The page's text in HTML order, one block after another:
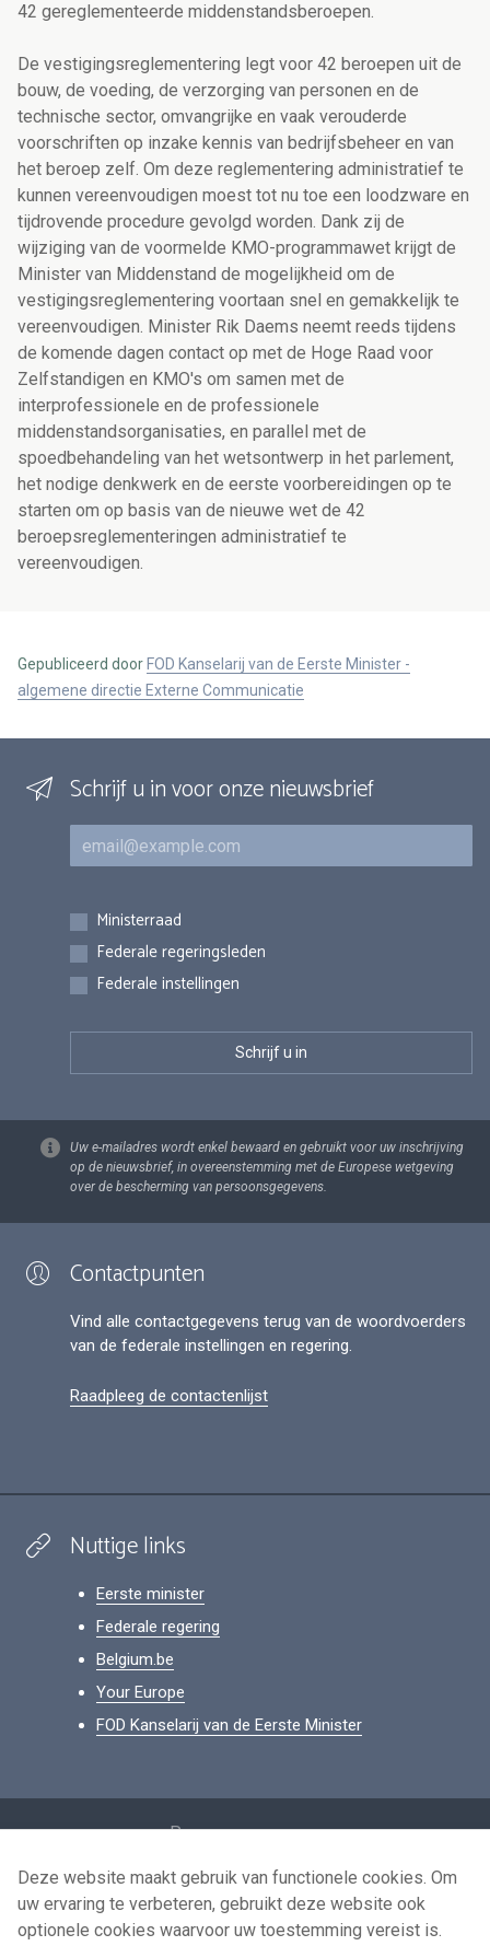
42 gereglementeerde middenstandsberoepen.
De vestigingsreglementering legt voor 42 beroepen uit de
bouw, de voeding, de verzorging van personen en de
technische sector, omvangrijke en vaak verouderde
voorschriften op inzake kennis van bedrijfsbeheer en van
het beroep zelf. Om deze reglementering administratief te
kunnen vereenvoudigen moest tot nu toe een loodzware en
tijdrovende procedure gevolgd worden. Dank zij de
wijziging van de voormelde KMO-programmawet krijgt de
Minister van Middenstand de mogelijkheid om de
vestigingsreglementering voortaan snel en gemakkelijk te
vereenvoudigen. Minister Rik Daems neemt reeds tijdens
de komende dagen contact op met de Hoge Raad voor
Zelfstandigen en KMO's om samen met de
interprofessionele en de professionele
middenstandsorganisaties, en parallel met de
spoedbehandeling van het wetsontwerp in het parlement,
het nodige denkwerk en de eerste voorbereidingen op te
starten om op basis van de nieuwe wet de 42
beroepsreglementeringen administratief te
vereenvoudigen.
Gepubliceerd door FOD Kanselarij van de Eerste Minister -
algemene directie Externe Communicatie
Schrijf u in voor onze nieuwsbrief
E-mail
Inschrijvingen
Ministerraad
Federale regeringsleden
Federale instellingen
Uw e-mailadres wordt enkel bewaard en gebruikt voor uw inschrijving
op de nieuwsbrief, in overeenstemming met de Europese wetgeving
over de bescherming van persoonsgegevens.
Contactpunten
Vind alle contactgegevens terug van de woordvoerders
van de federale instellingen en regering.
Raadpleeg de contactenlijst
Nuttige links
Eerste minister
Federale regering
Belgium.be
Your Europe
FOD Kanselarij van de Eerste Minister
Persoonsgegevens
Voorwaarden voor het hergebruik
Contacteer ons
Deze website maakt gebruik van functionele cookies. Om
uw ervaring te verbeteren, gebruikt deze website ook
optionele cookies waarvoor uw toestemming vereist is.